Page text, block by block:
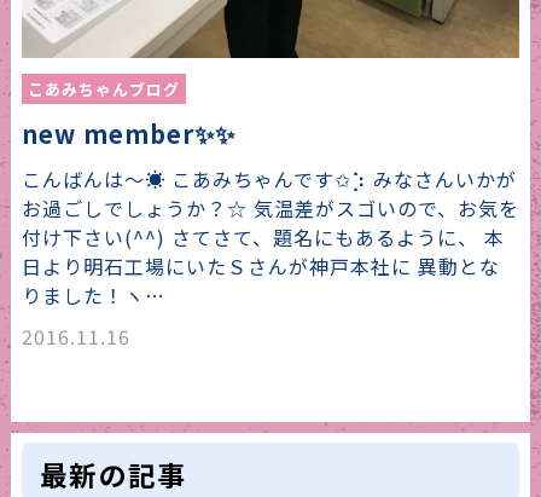
こあみちゃんブログ
new member✨✨
こんばんは〜☀️ こあみちゃんです✩︎⡱ みなさんいかが
お過ごしでしょうか？☆ 気温差がスゴいので、お気を
付け下さい(^^) さてさて、題名にもあるように、 本
日より明石工場にいたＳさんが神戸本社に 異動とな
りました！ヽ…
2016.11.16
最新の記事